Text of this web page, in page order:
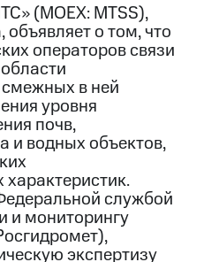
(MOEX: MTSS),
о том, что
операторов связи
в ней
уровня
почв,
и водных объектов,
характеристик.
службой
и мониторингу
экспертизу